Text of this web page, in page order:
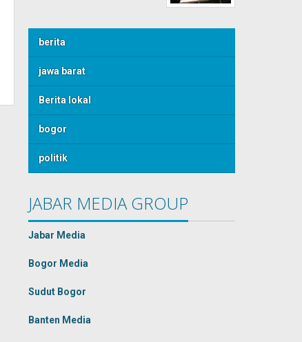
berita
jawa barat
Berita lokal
bogor
politik
JABAR MEDIA GROUP
Jabar Media
Bogor Media
Sudut Bogor
Banten Media